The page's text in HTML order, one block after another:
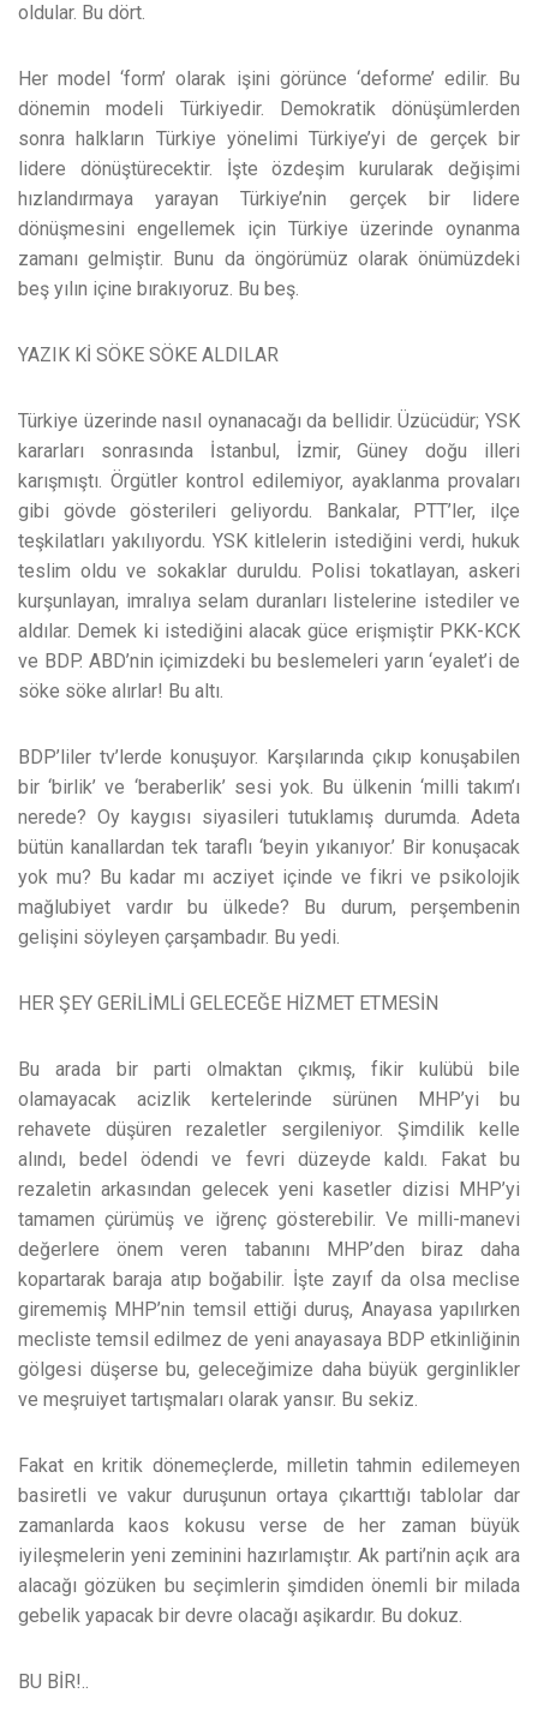
oldular. Bu dört.
Her model ‘form’ olarak işini görünce ‘deforme’ edilir. Bu
dönemin modeli Türkiyedir. Demokratik dönüşümlerden
sonra halkların Türkiye yönelimi Türkiye’yi de gerçek bir
lidere dönüştürecektir. İşte özdeşim kurularak değişimi
hızlandırmaya yarayan Türkiye’nin gerçek bir lidere
dönüşmesini engellemek için Türkiye üzerinde oynanma
zamanı gelmiştir. Bunu da öngörümüz olarak önümüzdeki
beş yılın içine bırakıyoruz. Bu beş.
YAZIK Kİ SÖKE SÖKE ALDILAR
Türkiye üzerinde nasıl oynanacağı da bellidir. Üzücüdür; YSK
kararları sonrasında İstanbul, İzmir, Güney doğu illeri
karışmıştı. Örgütler kontrol edilemiyor, ayaklanma provaları
gibi gövde gösterileri geliyordu. Bankalar, PTT’ler, ilçe
teşkilatları yakılıyordu. YSK kitlelerin istediğini verdi, hukuk
teslim oldu ve sokaklar duruldu. Polisi tokatlayan, askeri
kurşunlayan, imralıya selam duranları listelerine istediler ve
aldılar. Demek ki istediğini alacak güce erişmiştir PKK-KCK
ve BDP. ABD’nin içimizdeki bu beslemeleri yarın ‘eyalet’i de
söke söke alırlar! Bu altı.
BDP’liler tv’lerde konuşuyor. Karşılarında çıkıp konuşabilen
bir ‘birlik’ ve ‘beraberlik’ sesi yok. Bu ülkenin ‘milli takım’ı
nerede? Oy kaygısı siyasileri tutuklamış durumda. Adeta
bütün kanallardan tek taraflı ‘beyin yıkanıyor.’ Bir konuşacak
yok mu? Bu kadar mı acziyet içinde ve fikri ve psikolojik
mağlubiyet vardır bu ülkede? Bu durum, perşembenin
gelişini söyleyen çarşambadır. Bu yedi.
HER ŞEY GERİLİMLİ GELECEĞE HİZMET ETMESİN
Bu arada bir parti olmaktan çıkmış, fikir kulübü bile
olamayacak acizlik kertelerinde sürünen MHP’yi bu
rehavete düşüren rezaletler sergileniyor. Şimdilik kelle
alındı, bedel ödendi ve fevri düzeyde kaldı. Fakat bu
rezaletin arkasından gelecek yeni kasetler dizisi MHP’yi
tamamen çürümüş ve iğrenç gösterebilir. Ve milli-manevi
değerlere önem veren tabanını MHP’den biraz daha
kopartarak baraja atıp boğabilir. İşte zayıf da olsa meclise
girememiş MHP’nin temsil ettiği duruş, Anayasa yapılırken
mecliste temsil edilmez de yeni anayasaya BDP etkinliğinin
gölgesi düşerse bu, geleceğimize daha büyük gerginlikler
ve meşruiyet tartışmaları olarak yansır. Bu sekiz.
Fakat en kritik dönemeçlerde, milletin tahmin edilemeyen
basiretli ve vakur duruşunun ortaya çıkarttığı tablolar dar
zamanlarda kaos kokusu verse de her zaman büyük
iyileşmelerin yeni zeminini hazırlamıştır. Ak parti’nin açık ara
alacağı gözüken bu seçimlerin şimdiden önemli bir milada
gebelik yapacak bir devre olacağı aşikardır. Bu dokuz.
BU BİR!..